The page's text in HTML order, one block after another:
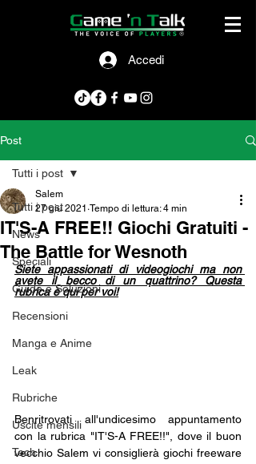
Accedi
Post
Tutti i post
News
Speciali
Guide e Soluzioni
Recensioni
Manga e Anime
Leak
Rubriche
Uscite mensili
Tech
Tutti i post
IT'S-A FREE!! Giochi Gratuiti -
The Battle for Wesnoth
Salem
27 giu 2021 Tempo di lettura: 4 min
Siete appassionati di videogiochi ma non
avete il becco di un quattrino? Questa
rubrica è qui per voi!
Benritrovati all'undicesimo appuntamento
con la rubrica "IT'S-A FREE!!", dove il buon
vecchio Salem vi consiglierà giochi freeware